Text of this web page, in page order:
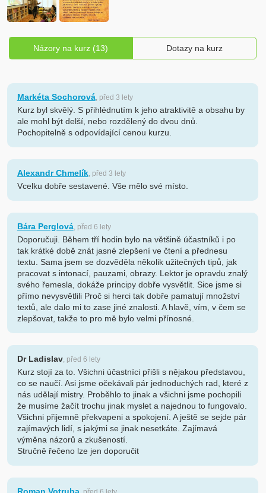
Názory na kurz (13) Dotazy na kurz
Markéta Sochorová, před 3 lety
Kurz byl skvělý. S přihlédnutím k jeho atraktivitě a obsahu by
ale mohl být delší, nebo rozdělený do dvou dnů.
Pochopitelně s odpovídající cenou kurzu.
Alexandr Chmelík, před 3 lety
Vcelku dobře sestavené. Vše mělo své místo.
Bára Perglová, před 6 lety
Doporučuji. Během tří hodin bylo na většině účastníků i po
tak krátké době znát jasné zlepšení ve čtení a přednesu
textu. Sama jsem se dozvěděla několik užitečných tipů, jak
pracovat s intonací, pauzami, obrazy. Lektor je opravdu znalý
svého řemesla, dokáže principy dobře vysvětlit. Sice jsme si
přímo nevysvětlili Proč si herci tak dobře pamatují množství
textů, ale dalo mi to zase jiné znalosti. A hlavě, vím, v čem se
zlepšovat, takže to pro mě bylo velmi přínosné.
Dr Ladislav, před 6 lety
Kurz stojí za to. Všichni účastníci přišli s nějakou představou,
co se naučí. Asi jsme očekávali pár jednoduchých rad, které z
nás udělají mistry. Proběhlo to jinak a všichni jsme pochopili
že musíme žačít trochu jinak myslet a najednou to fungovalo.
Všichni přijemně překvapeni a spokojení. A ještě se sejde pár
zajímavých lidí, s jakými se jinak nesetkáte. Zajímavá
výměna názorů a zkušeností.
Stručně řečeno lze jen doporučit